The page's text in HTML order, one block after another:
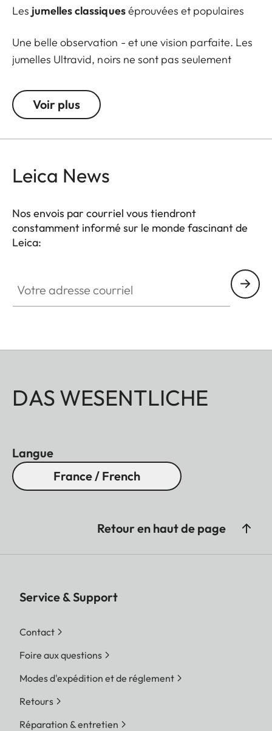
Les jumelles classiqueséprouvées et populaires
Une belle observation - et une vision parfaite. Les
jumelles Ultravid, noirs ne sont pas seulement
aussi extrêmement compactes et parfaites pour
les observations exigeantes. La plus haute
d'utilisation. En outre, elle peut être ajustée avec
La distance de mise au point extrêmement courte
d'un peu plus d'un tour de molette vous permet de
trouver rapidement le point optimal.
Voir plus
Leica News
Nos envois par courriel vous tiendront
constamment informé sur le monde fascinant de
Leica:
DAS WESENTLICHE
Langue
France / French
Retour en haut de page
Service & Support
Contact
Foire aux questions
Modes d'expédition et de réglement
Retours
Réparation & entretien